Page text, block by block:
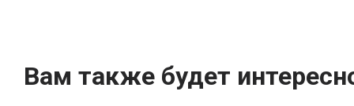
Вам также будет